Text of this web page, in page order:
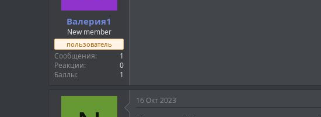
Валерия1
New member
пользователь
Сообщения
1
Реакции
0
Баллы
1
16 Окт 2023